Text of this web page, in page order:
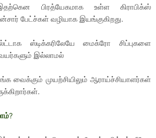
பிரத்யேகமாக உள்ள கிராபிக்ஸ்
பேட்ச்கள் வழியாக இயங்குகிறது.
ஸ்டிக்கரிலேயே மைக்ரோ சிப்புகளை
இல்லாமல்
வைக்கும் முயற்சியிலும் ஆராய்ச்சியாளர்கள்
?